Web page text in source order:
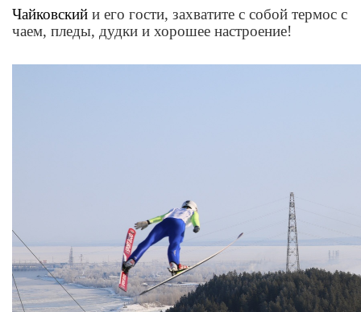
Чайковский и его гости, захватите с собой термос с
чаем, пледы, дудки и хорошее настроение!